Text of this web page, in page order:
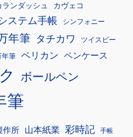
ランダッシュ カヴェコ
ステム手帳 シンフォニー
年筆 タチカワ ツイスビー
年筆 ペリカン ペンケース
ボールペン
筆
作所 山本紙業 彩時記 手帳